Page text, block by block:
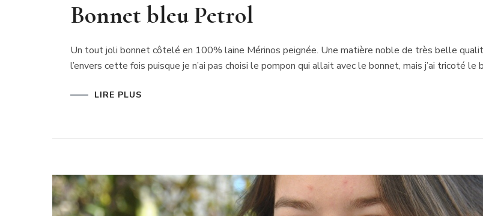
Bonnet bleu Petrol
Un tout joli bonnet côtelé en 100% laine Mérinos peignée. Une matière noble de très belle
l’envers cette fois puisque je n’ai pas choisi le pompon qui allait avec le bonnet, mais j’ai tricoté
LIRE PLUS